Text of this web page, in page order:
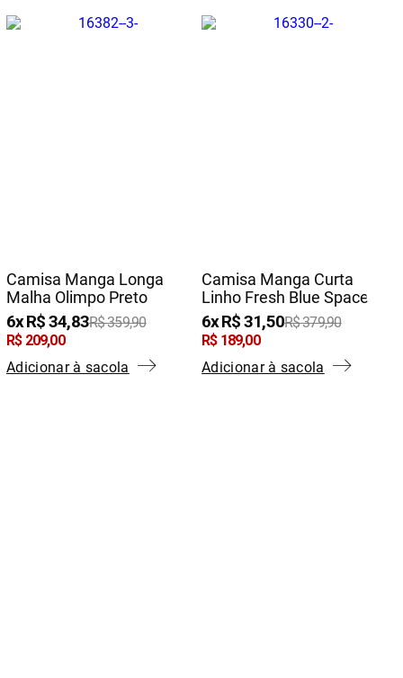
Camisa Manga Longa
Malha Olimpo Preto
6 R$34,83R$359,90
R$ 209,00
Adicionar à sacola
Camisa Manga Curta
Linho Fresh Blue Space
6 R$31,50R$379,90
R$ 189,00
Adicionar à sacola